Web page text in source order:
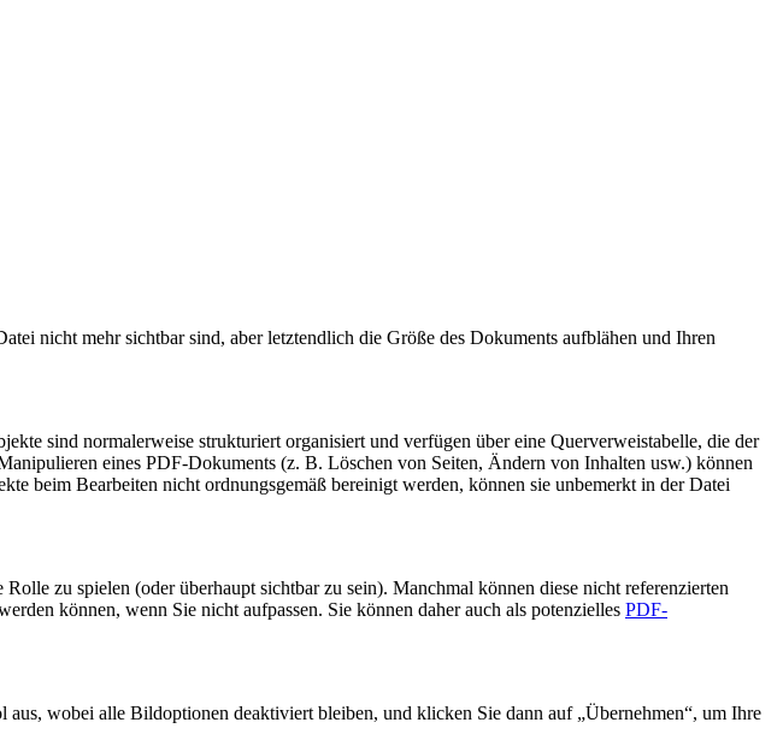
nicht mehr sichtbar sind, aber letztendlich die Größe des Dokuments aufblähen und Ihren
sind normalerweise strukturiert organisiert und verfügen über eine Querverweistabelle, die der
eines PDF-Dokuments (z. B. Löschen von Seiten, Ändern von Inhalten usw.) können
beim Bearbeiten nicht ordnungsgemäß bereinigt werden, können sie unbemerkt in der Datei
zu spielen (oder überhaupt sichtbar zu sein). Manchmal können diese nicht referenzierten
können, wenn Sie nicht aufpassen. Sie können daher auch als potenzielles PDF-
wobei alle Bildoptionen deaktiviert bleiben, und klicken Sie dann auf „Übernehmen“, um Ihre